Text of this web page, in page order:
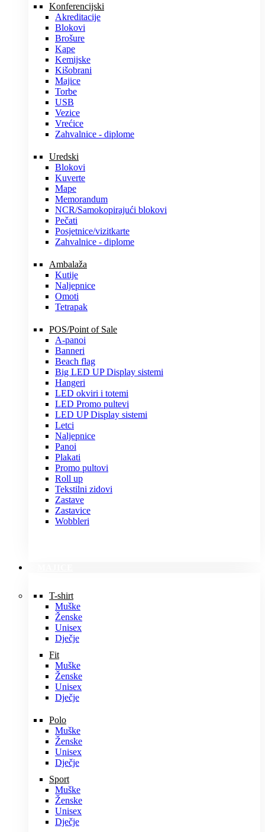
Konferencijski
Akreditacije
Blokovi
Brošure
Kape
Kemijske
Kišobrani
Majice
Torbe
USB
Vezice
Vrećice
Zahvalnice - diplome
Uredski
Blokovi
Kuverte
Mape
Memorandum
NCR/Samokopirajući blokovi
Pečati
Posjetnice/vizitkarte
Zahvalnice - diplome
Ambalaža
Kutije
Naljepnice
Omoti
Tetrapak
POS/Point of Sale
A-panoi
Banneri
Beach flag
Big LED UP Display sistemi
Hangeri
LED okviri i totemi
LED Promo pultevi
LED UP Display sistemi
Letci
Naljepnice
Panoi
Plakati
Promo pultovi
Roll up
Tekstilni zidovi
Zastave
Zastavice
Wobbleri
T-shirt
Muške
Ženske
Unisex
Dječje
Fit
Muške
Ženske
Unisex
Dječje
Polo
Muške
Ženske
Unisex
Dječje
Sport
Muške
Ženske
Unisex
Dječje